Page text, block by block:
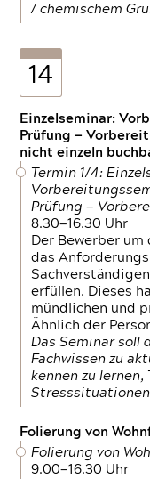
/ chemischem
14
Einzelseminar:
Prüfung —
nicht einzeln
Termin 1/4:
Prüfung —
8.30—16.30 Uhr
Der Bewerber
das
erfüllen. Dieses
mündlichen und
Ähnlich der
Das Seminar soll
Fachwissen zu
kennen zu
Folierung von
Folierung von
9.00—16.30 Uhr